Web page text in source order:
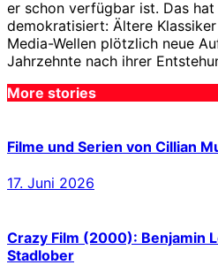
er schon verfügbar ist. Das hat
demokratisiert: Ältere
Media-Wellen plötzlich neue
Jahrzehnte nach ihrer
More stories
Filme und Serien von Cillian
17. Juni 2026
Crazy Film (2000): Benjamin
Stadlober